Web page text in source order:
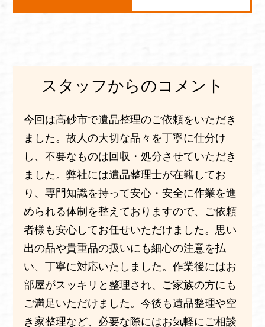
スタッフからのコメント
今回は高砂市で遺品整理のご依頼をいただき
ました。故人の大切な品々を丁寧に仕分け
し、不要なものは回収・処分させていただき
ました。弊社には遺品整理士が在籍してお
り、専門知識を持って安心・安全に作業を進
められる体制を整えておりますので、ご依頼
者様も安心してお任せいただけました。思い
出の品や貴重品の扱いにも細心の注意を払
い、丁寧に対応いたしました。作業後にはお
部屋がスッキリと整理され、ご家族の方にも
ご満足いただけました。今後も遺品整理や空
き家整理など、必要な際にはお気軽にご相談